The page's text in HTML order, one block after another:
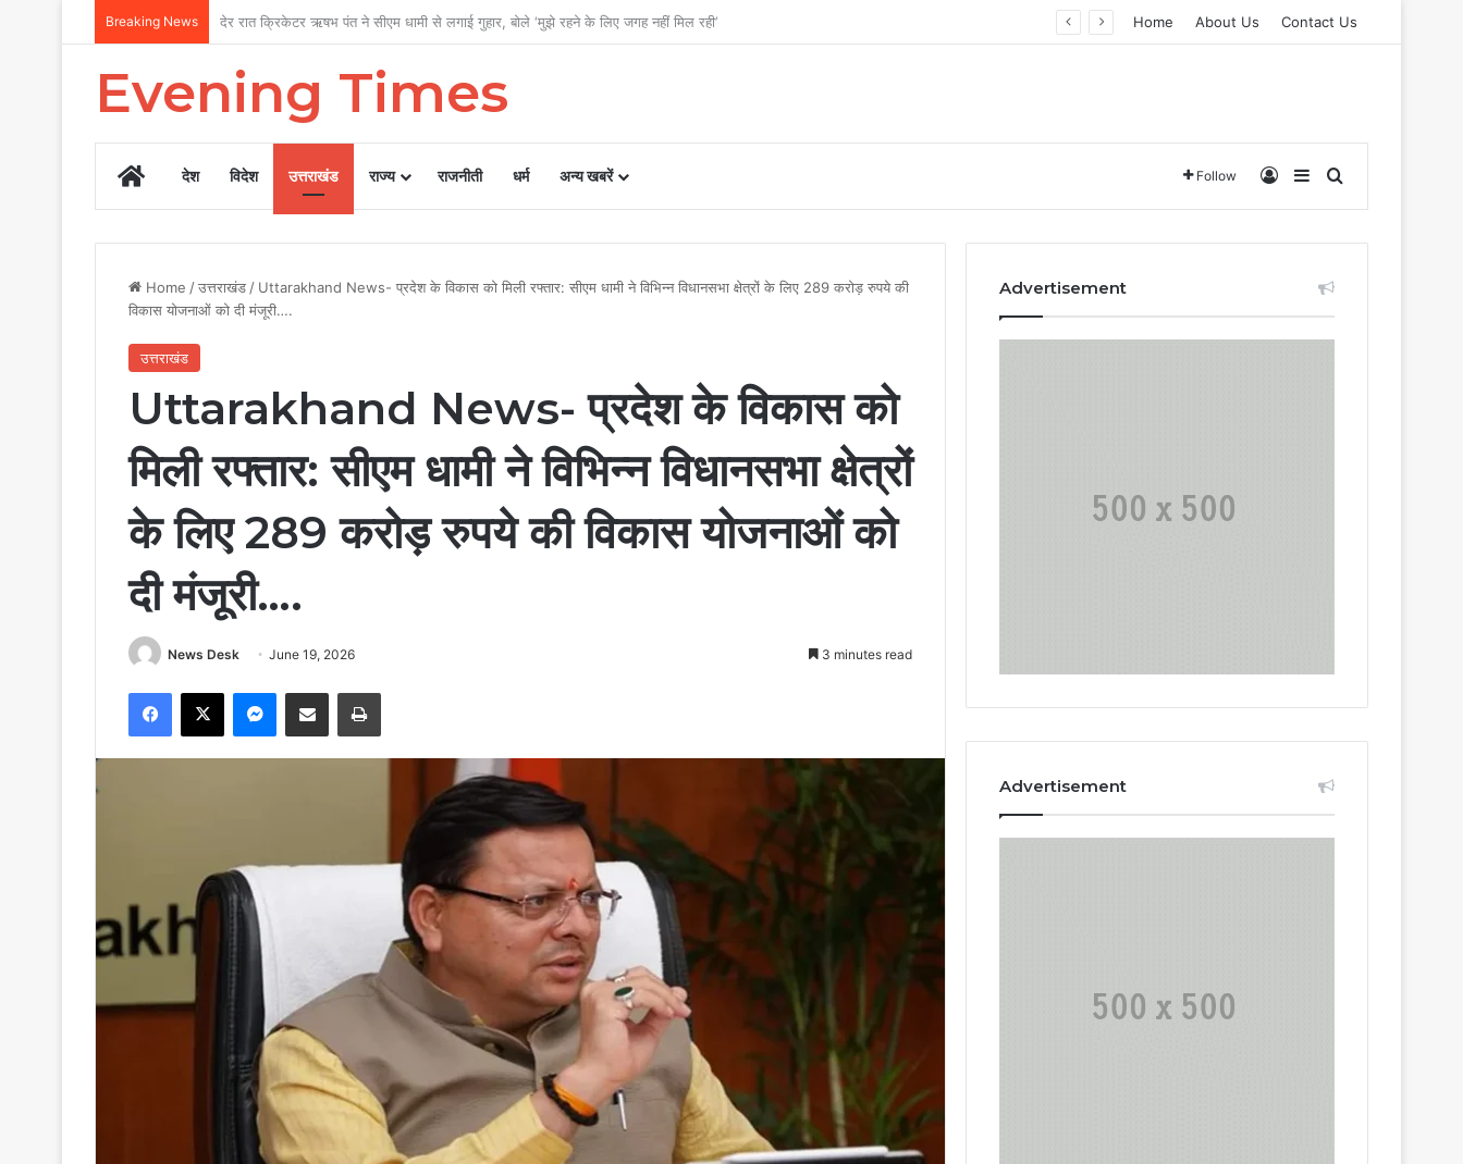
Breaking News उत्तराखंड सरकार का बड़ा फैसला, पुरुषों व महिलाओं को अब समान काम के लिए समान वेतन Home About Us Contact Us
Evening Times
Homeदेश विदेश उत्तराखंड राज्य राजनीती धर्म अन्य खबरें Follow Log InSidebarSearch for
Home /उत्तराखंड / Uttarakhand News- प्रदेश के विकास को मिली रफ्तार: सीएम धामी ने विभिन्न विधानसभा क्षेत्रों के लिए 289 करोड़ रुपये की
विकास योजनाओं को दी मंजूरी….
उत्तराखंड
Uttarakhand News- प्रदेश के विकास को
मिली रफ्तार: सीएम धामी ने विभिन्न विधानसभा क्षेत्रों
के लिए 289 करोड़ रुपये की विकास योजनाओं को
दी मंजूरी….
News Desk June 19, 2026 3 minutes read
Facebook
X Messenger
Share via Email Print
Advertisement
Advertisement